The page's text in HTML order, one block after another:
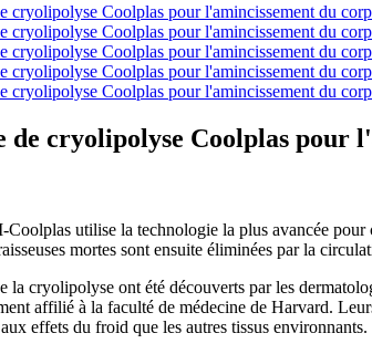
cryolipolyse Coolplas pour
utilise la technologie la plus avancée
mortes sont ensuite éliminées par la
la cryolipolyse ont été découverts par les
affilié à la faculté de médecine de Harvard.
effets du froid que les autres tissus environnants.